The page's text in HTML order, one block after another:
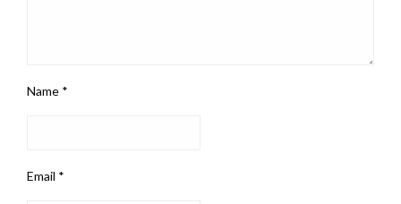
Name *
Email *